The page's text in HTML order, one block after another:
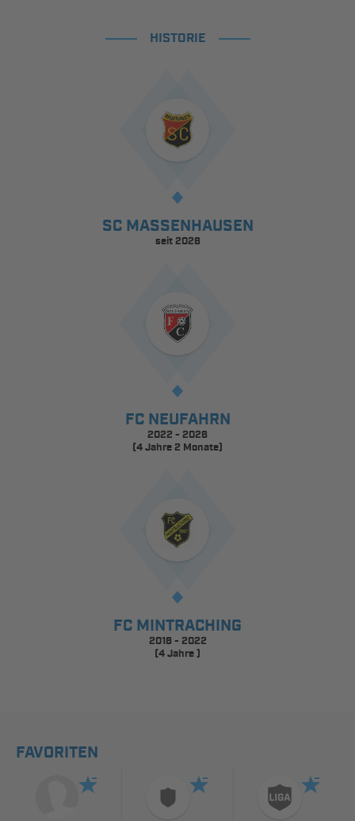
HISTORIE
SC MASSENHAUSEN
seit 2026
FC NEUFAHRN
2022 - 2026
(4 Jahre 2 Monate)
FC MINTRACHING
2018 - 2022
(4 Jahre )
FAVORITEN